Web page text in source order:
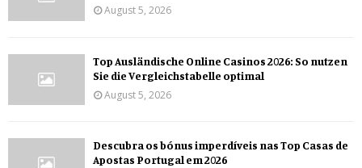
August 5, 2026
Top Ausländische Online Casinos 2026: So nutzen
Sie die Vergleichstabelle optimal
August 5, 2026
Descubra os bónus imperdíveis nas Top Casas de
Apostas Portugal em 2026